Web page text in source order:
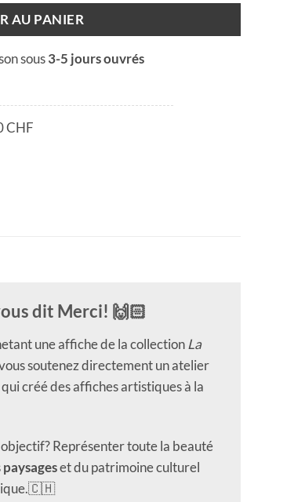
AU PANIER
sous3-5 jours ouvrés
CHF
dit Merci! 🙌🏻
une affiche de la collection La
soutenez directement un atelier
qui créé des affiches artistiques à la
Représenter toute la beauté
paysageset du patrimoine culturel